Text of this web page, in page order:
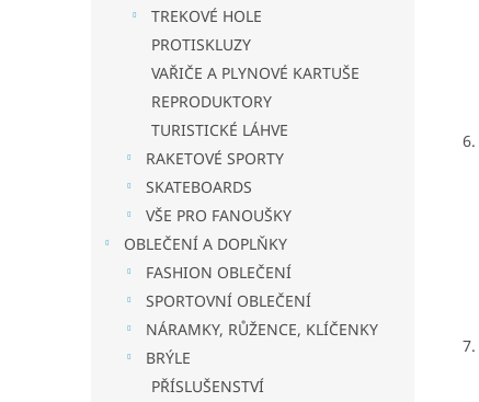
TREKOVÉ HOLE
PROTISKLUZY
VAŘIČE A PLYNOVÉ KARTUŠE
REPRODUKTORY
TURISTICKÉ LÁHVE
RAKETOVÉ SPORTY
SKATEBOARDS
VŠE PRO FANOUŠKY
OBLEČENÍ A DOPLŇKY
FASHION OBLEČENÍ
SPORTOVNÍ OBLEČENÍ
NÁRAMKY, RŮŽENCE, KLÍČENKY
BRÝLE
PŘÍSLUŠENSTVÍ